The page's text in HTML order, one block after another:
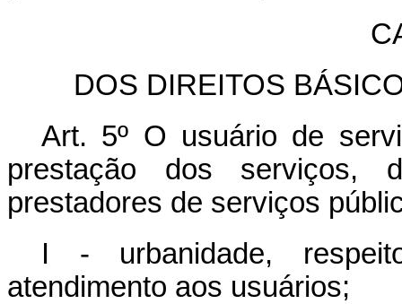
DOS DIREITOS
Art. 5º O usuário de
prestação dos serviços,
prestadores de serviços
I - urbanidade,
atendimento aos usuários;